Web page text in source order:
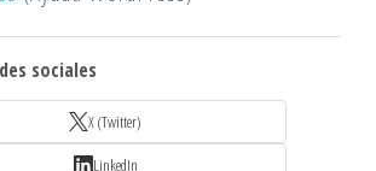
sociales
X (Twitter)
LinkedIn